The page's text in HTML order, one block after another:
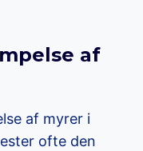
af
af myrer i
ofte den